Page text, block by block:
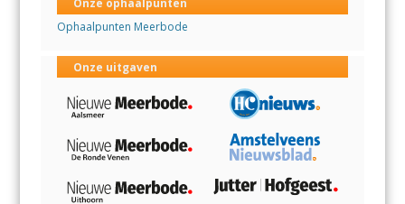
Onze ophaalpunten
Ophaalpunten Meerbode
Onze uitgaven